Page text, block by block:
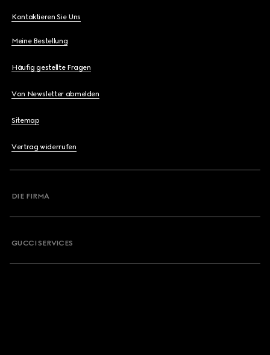
Kontaktieren Sie Uns
Meine Bestellung
Häufig gestellte Fragen
Von Newsletter abmelden
Sitemap
Vertrag widerrufen
DIE FIRMA
GUCCI SERVICES